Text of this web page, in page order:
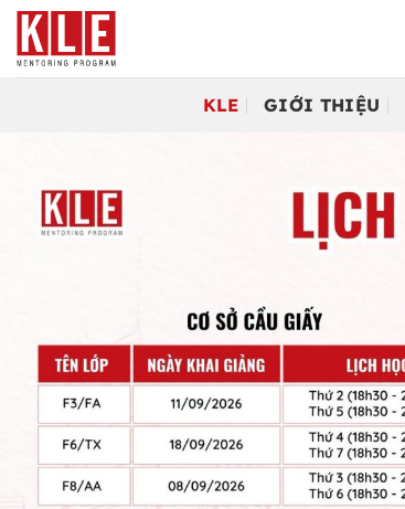
Bỏ
qua
nội
KLE GIỚI THIỆU